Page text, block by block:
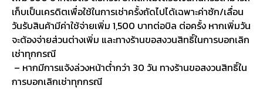
เก็บเป็นเครดิตเพื่อใช้ในการเช่าครั้งถัดไปได้เฉพาะค่าซัก/เลื่อน
วันรับสินค้ามีค่าใช้จ่ายเพิ่ม 1,500 บาทต่อบิล ต่อครั้ง หากเพิ่มวัน
จะต้องจ่ายส่วนต่างเพิ่ม และทางร้านขอสงวนสิทธิ์ในการบอกเลิก
เช่าทุกกรณี
– หากมีการแจ้งล่วงหน้าต่ำกว่า 30 วัน ทางร้านขอสงวนสิทธิ์ใน
การบอกเลิกเช่าทุกกรณี